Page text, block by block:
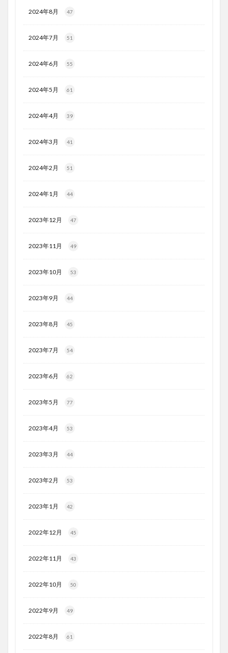
2024年8月 47
2024年7月 51
2024年6月 55
2024年5月 61
2024年4月 39
2024年3月 41
2024年2月 51
2024年1月 44
2023年12月 47
2023年11月 49
2023年10月 53
2023年9月 44
2023年8月 45
2023年7月 54
2023年6月 62
2023年5月 77
2023年4月 53
2023年3月 44
2023年2月 53
2023年1月 42
2022年12月 45
2022年11月 43
2022年10月 50
2022年9月 49
2022年8月 61